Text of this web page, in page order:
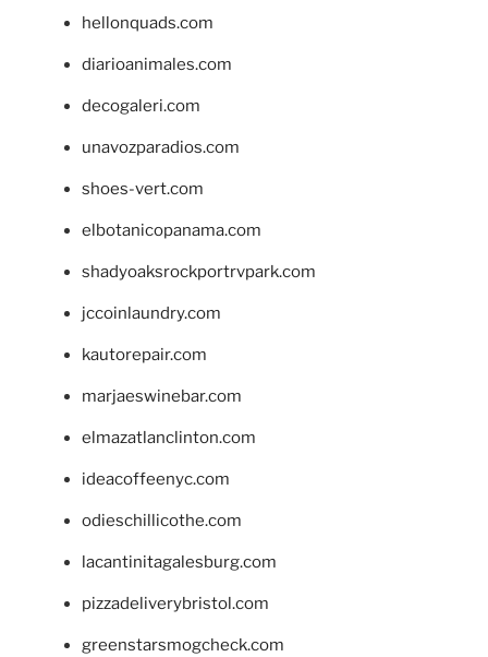
hellonquads.com
diarioanimales.com
decogaleri.com
unavozparadios.com
shoes-vert.com
elbotanicopanama.com
shadyoaksrockportrvpark.com
jccoinlaundry.com
kautorepair.com
marjaeswinebar.com
elmazatlanclinton.com
ideacoffeenyc.com
odieschillicothe.com
lacantinitagalesburg.com
pizzadeliverybristol.com
greenstarsmogcheck.com